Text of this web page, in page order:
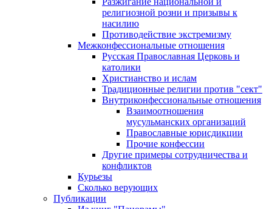
религиозной розни и призывы к
насилию
Противодействие экстремизму
Межконфессиональные отношения
Русская Православная Церковь и
католики
Христианство и ислам
Традиционные религии против "сект"
Внутриконфессиональные отношения
Взаимоотношения
мусульманских организаций
Православные юрисдикции
Прочие конфессии
Другие примеры сотрудничества и
конфликтов
Курьезы
Сколько верующих
Публикации